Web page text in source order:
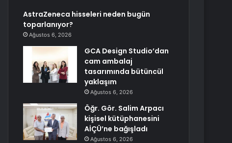
AstraZeneca hisseleri neden bugün
toparlanıyor?
Ağustos 6, 2026
GCA Design Studio’dan
cam ambalaj
tasarımında bütüncül
yaklaşım
Ağustos 6, 2026
Öğr. Gör. Salim Arpacı
kişisel kütüphanesini
AİÇÜ’ne bağışladı
Ağustos 6, 2026